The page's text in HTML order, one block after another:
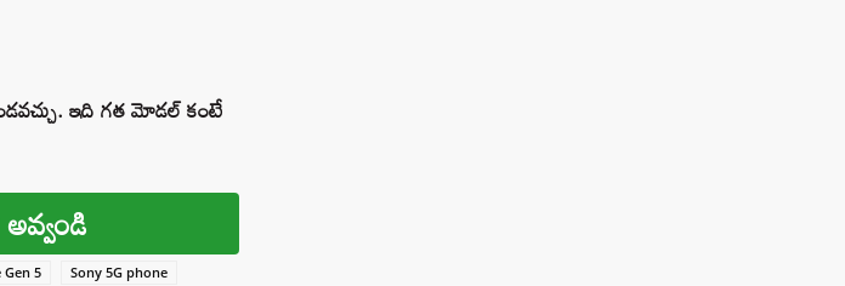
ఇది గత మోడల్ కంటే
Gen 5 Sony 5G phone